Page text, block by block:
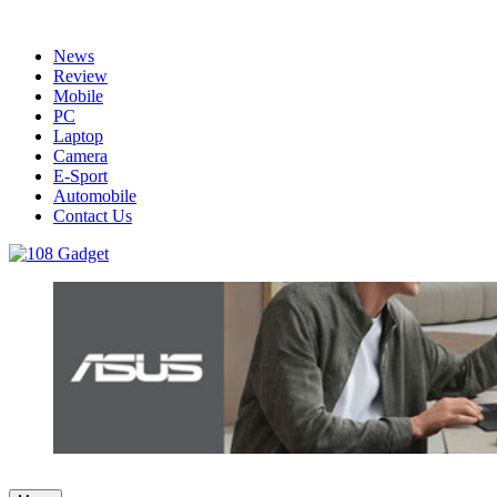
contentNews
Review
Mobile
PC
Laptop
Camera
E-Sport
Automobile
Contact Us
รวบรวมเรื่องราว Gadget IT ,Laptop, Smartphone , ยานยนต์